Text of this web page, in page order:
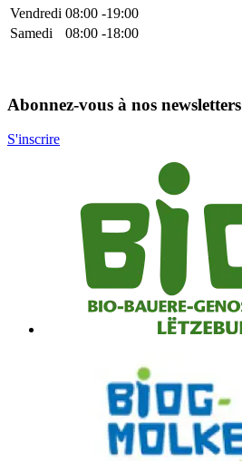
Vendredi 08:00 -19:00
Samedi
08:00 -18:00
Abonnez-vous à nos newsletters
S'inscrire